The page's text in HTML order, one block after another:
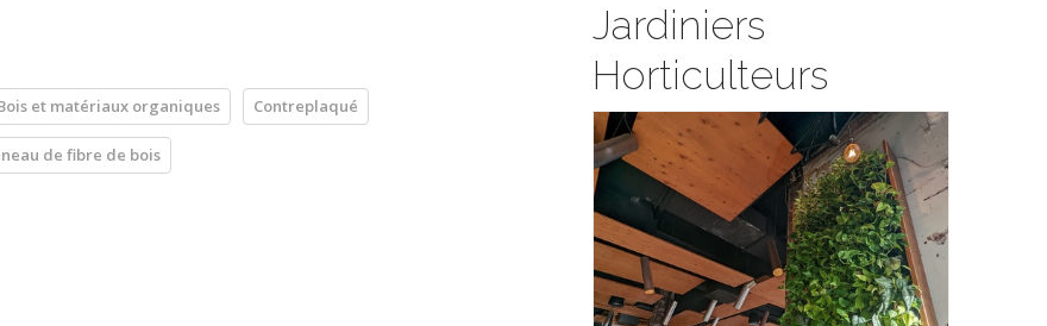
Jardiniers
Horticulteurs
et matériaux organiques Contreplaqué
de fibre de bois